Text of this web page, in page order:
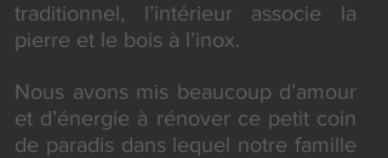
traditionnel, l’intérieur associe la
pierre et le bois à l’inox.
Nous avons mis beaucoup d’amour
et d’énergie à rénover ce petit coin
de paradis dans lequel notre famille